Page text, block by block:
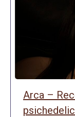
Arca –